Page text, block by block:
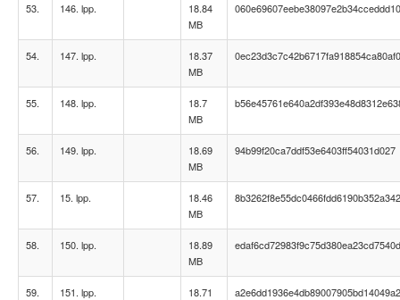
53. 146. lpp.
18.84
MB
54. 147. lpp.
18.37
MB
0ec23d3c7c42b6717fa918854ca80af0
55. 148. lpp.
18.7
MB
56. 149. lpp.
18.69
MB
94b99f20ca7ddf53e6403ff54031d027
57. 15. lpp.
18.46
MB
8b3262f8e55dc0466fdd6190b352a342
58. 150. lpp.
18.89
MB
edaf6cd72983f9c75d380ea23cd7540d
59. 151. lpp.
18.71